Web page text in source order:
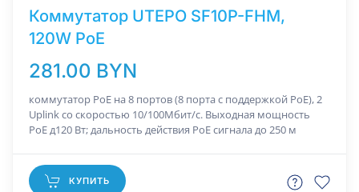
Коммутатор UTEPO SF10P-FHM,
120W PoE
281.00 BYN
коммутатор РоЕ на 8 портов (8 порта с поддержкой PoE), 2
Uplink со скоростью 10/100Мбит/с. Выходная мощность
PoE д120 Вт; дальность действия РоЕ сигнала до 250 м
КУПИТЬ